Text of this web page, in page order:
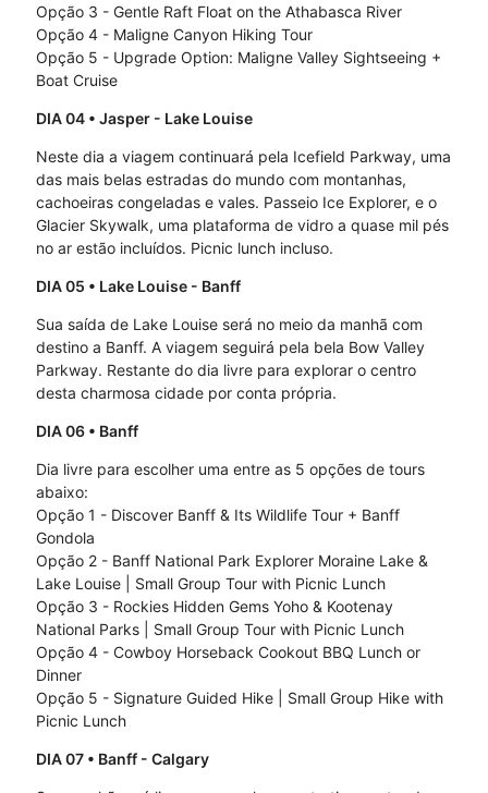
Opção 3 - Gentle Raft Float on the Athabasca River
Opção 4 - Maligne Canyon Hiking Tour
Opção 5 - Upgrade Option: Maligne Valley Sightseeing +
Boat Cruise
DIA 04• Jasper - Lake Louise
Neste dia a viagem continuará pela Icefield Parkway, uma
das mais belas estradas do mundo com montanhas,
cachoeiras congeladas e vales. Passeio Ice Explorer, e o
Glacier Skywalk, uma plataforma de vidro a quase mil pés
no ar estão incluídos. Picnic lunch incluso.
DIA 05 • Lake Louise - Banff
Sua saída de Lake Louise será no meio da manhã com
destino a Banff. A viagem seguirá pela bela Bow Valley
Parkway. Restante do dia livre para explorar o centro
desta charmosa cidade por conta própria.
DIA 06• Banff
Dia livre para escolher uma entre as 5 opções de tours
abaixo:
Opção 1 - Discover Banff & Its Wildlife Tour + Banff
Gondola
Opção 2 - Banff National Park Explorer Moraine Lake &
Lake Louise | Small Group Tour with Picnic Lunch
Opção 3 - Rockies Hidden Gems Yoho & Kootenay
National Parks | Small Group Tour with Picnic Lunch
Opção 4 - Cowboy Horseback Cookout BBQ Lunch or
Dinner
Opção 5 - Signature Guided Hike | Small Group Hike with
Picnic Lunch
DIA 07• Banff - Calgary